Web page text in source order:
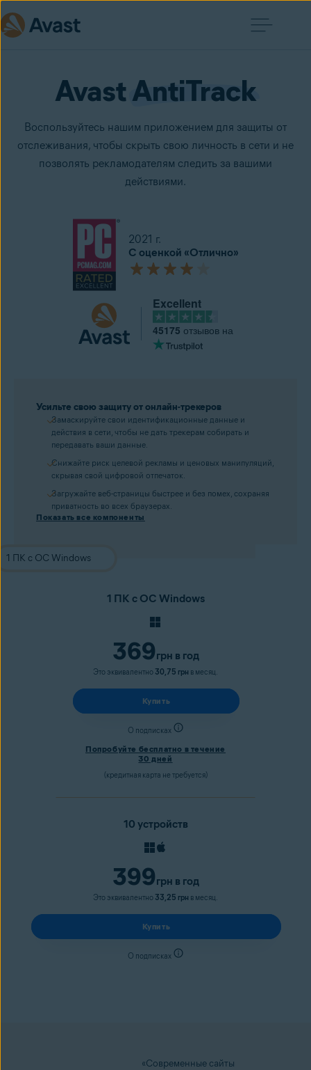
Avast AntiTrack
Воспользуйтесь нашим приложением для защиты от
отслеживания, чтобы скрыть свою личность в сети и не
позволять рекламодателям следить за вашими
действиями.
2021 г.
С оценкой «Отлично»
Excellent
45175 отзывов на
Усильте свою защиту от онлайн-трекеров
Замаскируйте свои идентификационные данные и
действия в сети, чтобы не дать трекерам собирать и
передавать ваши данные.
Снижайте риск целевой рекламы и ценовых манипуляций,
скрывая свой цифровой отпечаток.
Загружайте веб-страницы быстрее и без помех, сохраняя
приватность во всех браузерах.
Показать все компоненты
1 ПК с ОС Windows
369грн в год
Это эквивалентно 30,75 грн в месяц.
Купить
О подписках
Попробуйте бесплатно в течение
30 дней
(кредитная карта не требуется)
10 устройств
399грн в год
Это эквивалентно 33,25 грн в месяц.
Купить
О подписках
«Современные сайты